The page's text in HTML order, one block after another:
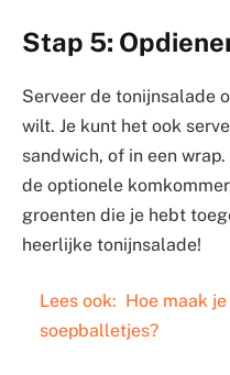
Stap 5:
Serveer de tonijnsalade
wilt. Je kunt het ook
sandwich, of in een
de optionele
groenten die je hebt
heerlijke tonijnsalade!
Lees ook: Hoe maak
soepballetjes?